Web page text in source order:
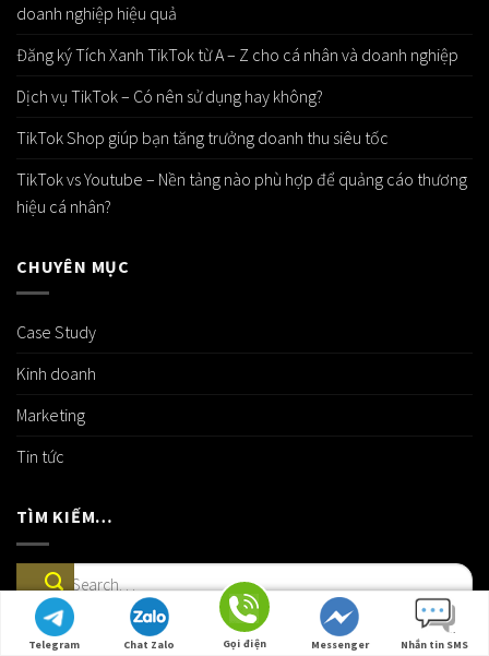
doanh nghiệp hiệu quả
Đăng ký Tích Xanh TikTok từ A – Z cho cá nhân và doanh nghiệp
Dịch vụ TikTok – Có nên sử dụng hay không?
TikTok Shop giúp bạn tăng trưởng doanh thu siêu tốc
TikTok vs Youtube – Nền tảng nào phù hợp để quảng cáo thương
hiệu cá nhân?
CHUYÊN MỤC
Case Study
Kinh doanh
Marketing
Tin tức
TÌM KIẾM…
Telegram Chat Zalo Gọi điện Messenger Nhắn tin SMS